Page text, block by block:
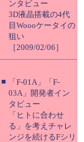
ンタビュー
3D液晶搭載の4代
目Woooケータイの
狙い
［2009/02/06］
■
「F-01A」「F-
03A」開発者イン
タビュー
「ヒトに合わせ
る」を考えチャレ
ンジを続けるFシリ